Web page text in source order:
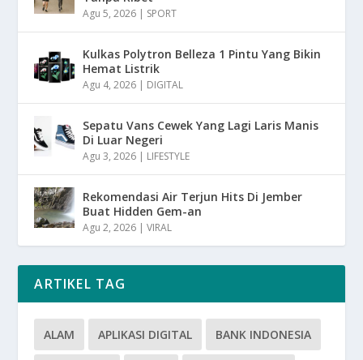
Agu 5, 2026 | SPORT
Kulkas Polytron Belleza 1 Pintu Yang Bikin
Hemat Listrik
Agu 4, 2026 | DIGITAL
Sepatu Vans Cewek Yang Lagi Laris Manis
Di Luar Negeri
Agu 3, 2026 | LIFESTYLE
Rekomendasi Air Terjun Hits Di Jember
Buat Hidden Gem-an
Agu 2, 2026 |VIRAL
ARTIKEL TAG
ALAM APLIKASI DIGITAL BANK INDONESIA